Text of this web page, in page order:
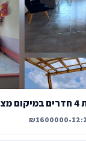
•
₪1600000